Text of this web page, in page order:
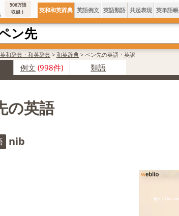
506万語
収録！
英和和英辞典 英語例文 英語類語 共起表現 英単語帳
英和辞典・和英辞典 > 和英辞典 > ペン先の英語・英訳
例文 (998件) 類語
の英語
nib